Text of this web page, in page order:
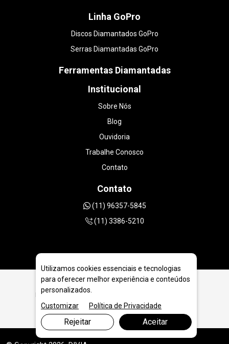
Linha GoPro
Discos Diamantados GoPro
Serras Diamantadas GoPro
Ferramentas Diamantadas
Institucional
Sobre Nós
Blog
Ouvidoria
Trabalhe Conosco
Contato
Contato
(11) 96357-5845
(11) 3386-5210
Máquina Perfuratriz Diamantada PDJ3 em São Luís - MA
Utilizamos cookies essenciais e tecnologias
para oferecer melhor experiência e conteúdos
personalizados.
Customizar
Política de Privacidade
Rejeitar Aceitar